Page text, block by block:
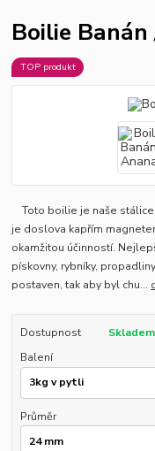
Boilie
TOP produkt
Toto boilie je naše stálice
je doslova kapřím
okamžitou účinností.
pískovny, rybníky,
postaven, tak aby byl chu...
Dostupnost
Skladem
Balení
Průměr